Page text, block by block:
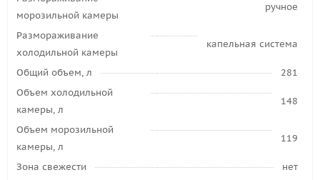
морозильной камеры
ручное
Размораживание
холодильной камеры
капельная система
Общий объем, л
281
Объем холодильной
камеры, л
148
Объем морозильной
камеры, л
119
Зона свежести нет